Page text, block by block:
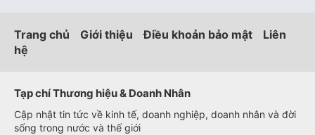
Trang chủ Giới thiệu Điều khoản bảo mật
Liên
hệ
Tạp chí Thương hiệu & Doanh Nhân
Cập nhật tin tức về kinh tế, doanh nghiệp, doanh nhân và đời
sống trong nước và thế giới